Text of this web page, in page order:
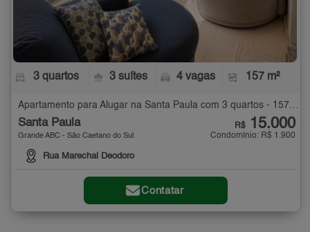
3 quartos 3 suítes 4 vagas 157 m²
Apartamento para Alugar na Santa Paula com 3 quartos - 157 m²
Santa Paula
Grande ABC - São Caetano do Sul
Rua Marechal Deodoro
R$ 15.000
Condomínio: R$ 1.900
Contatar